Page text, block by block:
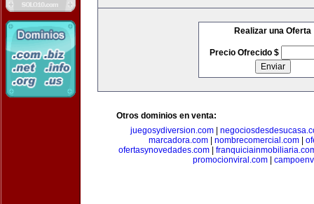
Realizar una Oferta
Precio Ofrecido $
Otros dominios en venta:
juegosydiversion.com
marcadora.com| nombrecomercial.com|
ofertasynovedades.com|
promocionviral.com|